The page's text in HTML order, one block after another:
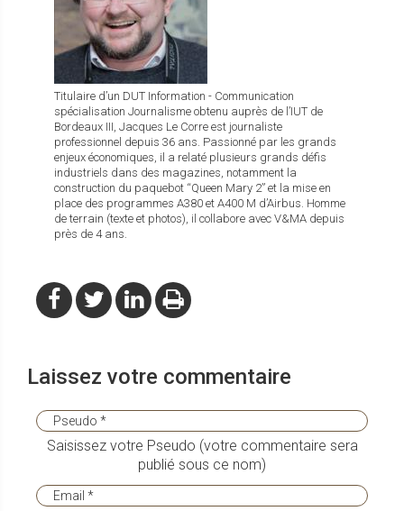
Titulaire d’un DUT Information - Communication
spécialisation Journalisme obtenu auprès de l’IUT de
Bordeaux III, Jacques Le Corre est journaliste
professionnel depuis 36 ans. Passionné par les grands
enjeux économiques, il a relaté plusieurs grands défis
industriels dans des magazines, notamment la
construction du paquebot “Queen Mary 2” et la mise en
place des programmes A380 et A400 M d’Airbus. Homme
de terrain (texte et photos), il collabore avec V&MA depuis
près de 4 ans.
Laissez votre commentaire
Saisissez votre Pseudo (votre commentaire sera
publié sous ce nom)